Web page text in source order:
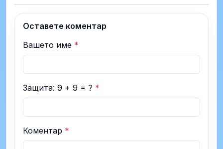
Оставете коментар
Вашето име *
Защита: 9 + 9 = ? *
Коментар *